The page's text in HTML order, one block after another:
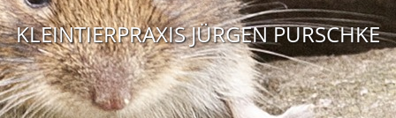
KLEINTIERPRAXIS JÜRGEN PURSCHKE
KLEINTIERPRAXIS JÜRGEN PURSCHKE